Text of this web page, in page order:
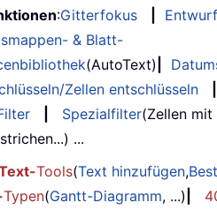
:Gitterfokus
Entwurf
& Blatt-
(AutoText)
Zellen entschlüsseln
Spezialfilter(Zellen
...
Tools(Text hinzufügen,
Typen(Gantt-Diagramm, ...)